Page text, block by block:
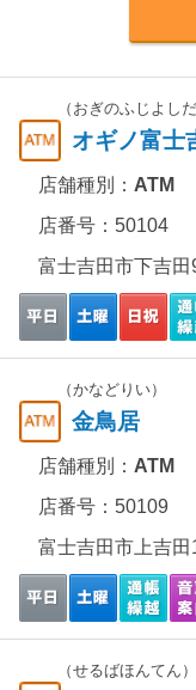
（おぎのふじよしだ
オギノ富士
店舗種別： ATM
店番号：50104
富士吉田市下吉田
（かなどりい）
金鳥居
店舗種別： ATM
店番号：50109
富士吉田市上吉田
（せるばほんてん）